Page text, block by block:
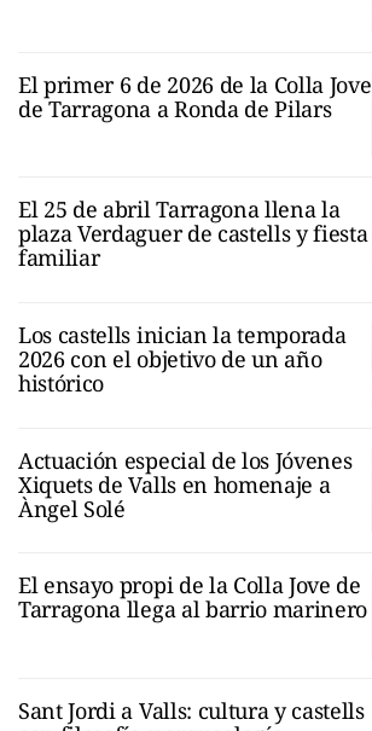
El primer 6 de 2026 de la Colla Jove
de Tarragona a Ronda de Pilars
El 25 de abril Tarragona llena la
plaza Verdaguer de castells y fiesta
familiar
Los castells inician la temporada
2026 con el objetivo de un año
histórico
Actuación especial de los Jóvenes
Xiquets de Valls en homenaje a
Àngel Solé
El ensayo propi de la Colla Jove de
Tarragona llega al barrio marinero
Sant Jordi a Valls: cultura y castells